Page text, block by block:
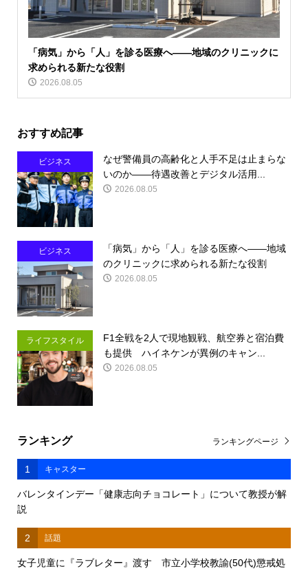
「病気」から「人」を診る医療へ――地域のクリニックに
求められる新たな役割
2026.08.05
おすすめ記事
ビジネス
なぜ警備員の高齢化と人手不足は止まらな
いのか――待遇改善とデジタル活用...
2026.08.05
ビジネス
「病気」から「人」を診る医療へ――地域
のクリニックに求められる新たな役割
2026.08.05
ライフスタイル
F1全戦を2人で現地観戦、航空券と宿泊費
も提供 ハイネケンが異例のキャン...
2026.08.05
ランキング
1 キャスター
バレンタインデー「健康志向チョコレート」について教授が解
説
2 話題
女子児童に『ラブレター』渡す 市立小学校教諭(50代)懲戒処
ランキングページ